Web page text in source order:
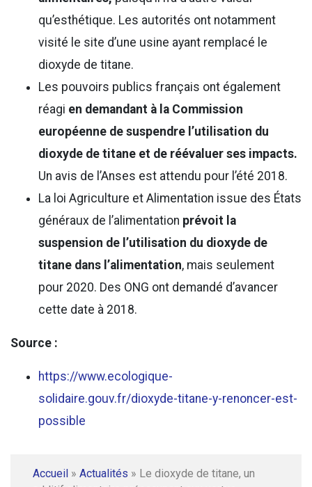
qu’esthétique. Les autorités ont notamment
visité le site d’une usine ayant remplacé le
dioxyde de titane.
Les pouvoirs publics français ont également
réagi en demandant à la Commission
européenne de suspendre l’utilisation du
dioxyde de titane et de réévaluer ses impacts.
Un avis de l’Anses est attendu pour l’été 2018.
La loi Agriculture et Alimentation issue des États
généraux de l’alimentation prévoit la
suspension de l’utilisation du dioxyde de
titane dans l’alimentation, mais seulement
pour 2020. Des ONG ont demandé d’avancer
cette date à 2018.
Source :
https://www.ecologique-
solidaire.gouv.fr/dioxyde-titane-y-renoncer-est-
possible
Accueil » Actualités » Le dioxyde de titane, un